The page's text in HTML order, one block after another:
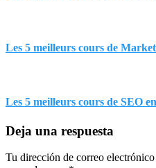
Les 5 meilleurs cours de
Les 5 meilleurs cours de SEO
Deja una respuesta
Tu dirección de correo